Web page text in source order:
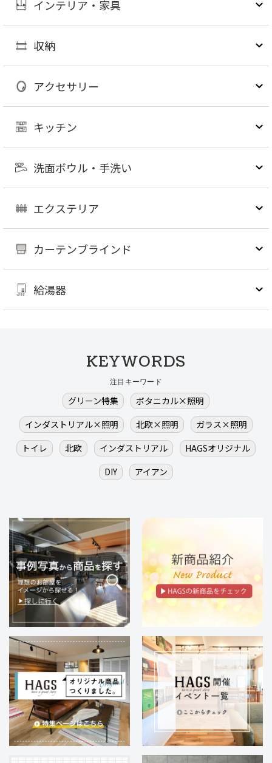
インテリア・家具
収納
アクセサリー
キッチン
洗面ボウル・手洗い
エクステリア
カーテンブラインド
給湯器
KEYWORDS
注目キーワード
グリーン特集
ボタニカル×照明
インダストリアル×照明
北欧×照明
ガラス×照明
トイレ
北欧 インダストリアル
HAGSオリジナル
DIY
アイアン